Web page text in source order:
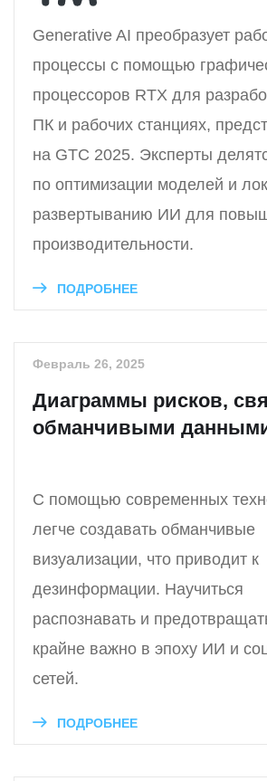
Generative AI преобразует
процессы с помощью
процессоров RTX для
ПК и рабочих станциях,
на GTC 2025. Эксперты
по оптимизации моделей и
развертыванию ИИ для
производительности.
ПОДРОБНЕЕ
Февраль 26, 2025
Диаграммы рисков,
обманчивыми
С помощью современных
легче создавать обманчивые
визуализации, что приводит к
дезинформации. Научиться
распознавать и
крайне важно в эпоху ИИ и
сетей.
ПОДРОБНЕЕ